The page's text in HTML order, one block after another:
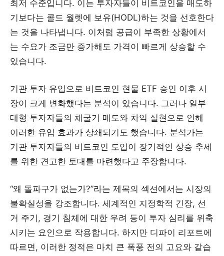
최저 수준입니다. 이는 투자자들이 비트코인을 매도하
기보다는 콜드 월렛에 보유(HODL)하는 것을 선호한다
는 것을 나타냅니다. 이처럼 공급이 부족한 상황에서
는 수요가 조금만 증가해도 가격이 빠르게 상승할 수
있습니다.
기관 투자 유입으로 비트코인 현물 ETF 승인 이후 시
장이 크게 변화했다는 분석이 있습니다. 그러나 일부
대형 투자자들의 채굴기 매도와 차익 실현으로 인해
이러한 유입 효과가 상쇄되기도 했습니다. 분석가는
기관 투자자들의 비트코인 도입이 장기적인 상승 추세
를 위한 견고한 토대를 마련했다고 주장합니다.
“왜 돌파구가 없는가?”라는 제목의 섹션에서는 시장의
불확실성을 강조합니다. 세계적인 지정학적 긴장, 선
거 주기, 경기 침체에 대한 우려 등이 투자 심리를 위축
시키는 요인으로 작용합니다. 하지만 디파이 리포트에
따르면, 이러한 정적은 마치 큰 폭풍 전의 고요와 같습